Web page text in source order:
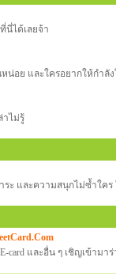
นี่ได้เลยจ้า
อย และใครอยากให้กำลัง
าไม่รู้
ะ และความสนุกไม่ซ้ำใคร
card และอื่น ๆ เชิญเข้าม